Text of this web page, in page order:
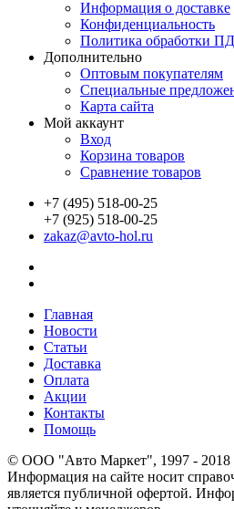
Информация о доставке
Конфиденциальность
Политика обработки ПД
Дополнительно
Оптовым покупателям
Специальные
Карта сайта
Мой аккаунт
Вход
Корзина товаров
Сравнение товаров
+7 (495) 518-00-25
+7 (925) 518-00-25
zakaz@avto-hol.ru
Главная
Новости
Статьи
Доставка
Оплата
Акции
Контакты
Помощь
© OOO "Авто Маркет", 1997 - 2018
Информация на сайте носит
является публичной офертой.